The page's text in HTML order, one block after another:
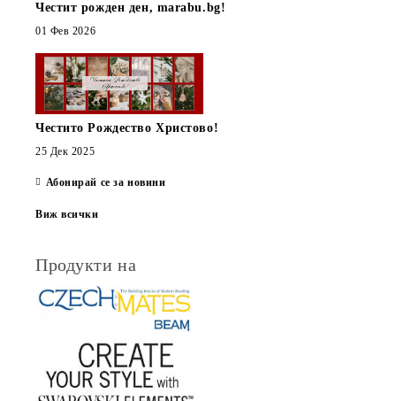
Честит рожден ден, marabu.bg!
01 Фев 2026
Честито Рождество Христово!
25 Дек 2025
Абонирай се за новини
Виж всички
Продукти на